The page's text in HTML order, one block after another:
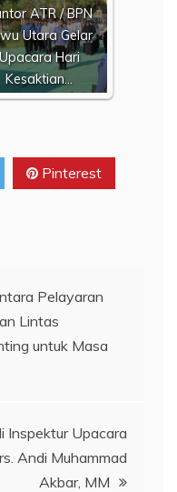
ATR / BPN
Utara Gelar
Hari
Kesaktian…
Pinterest
Pelayaran
Lintas
untuk Masa
Inspektur Upacara
Andi Muhammad
Akbar, MM